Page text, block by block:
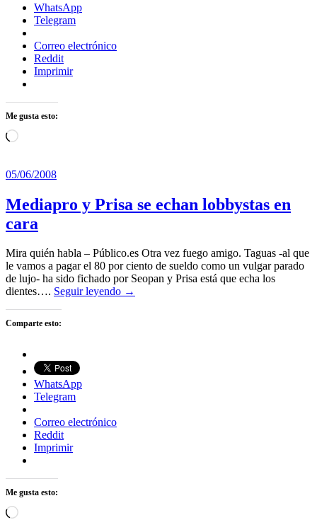
WhatsApp
Telegram
Correo electrónico
Reddit
Imprimir
Me gusta esto:
Cargando...
05/06/2008
Mediapro y Prisa se echan lobbystas en
cara
Mira quién habla – Público.es Otra vez fuego amigo. Taguas -al que
le vamos a pagar el 80 por ciento de sueldo como un vulgar parado
de lujo- ha sido fichado por Seopan y Prisa está que echa los
dientes…. Seguir leyendo →
Comparte esto:
WhatsApp
Telegram
Correo electrónico
Reddit
Imprimir
Me gusta esto:
Cargando...